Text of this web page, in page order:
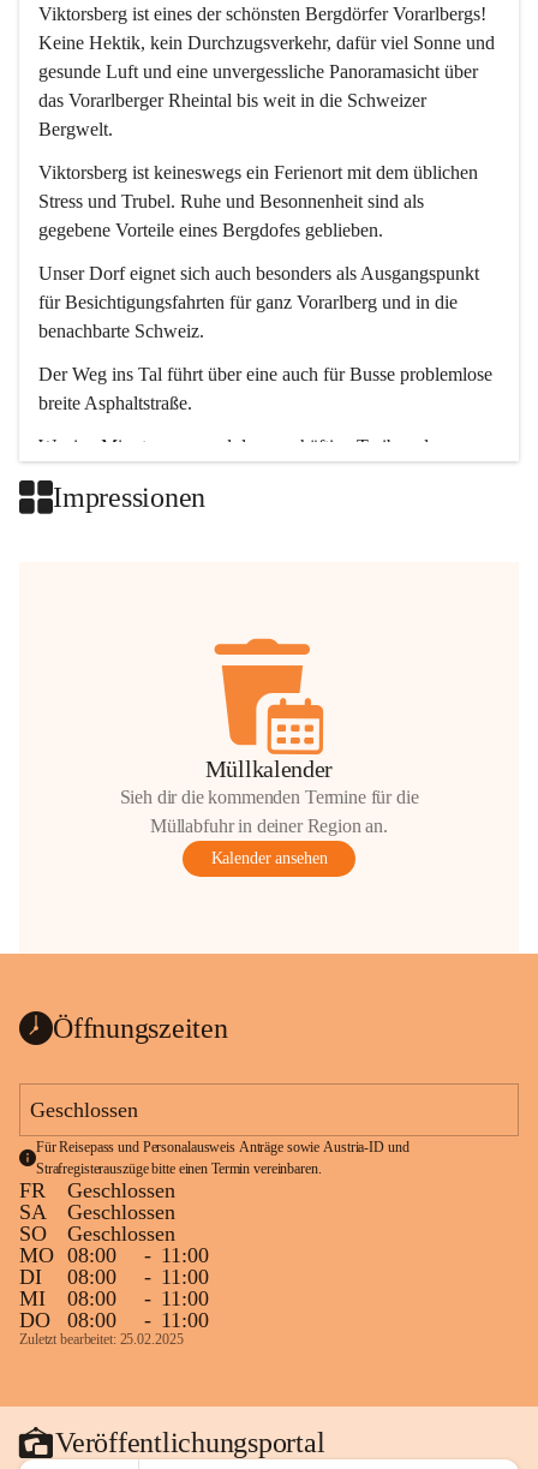
Viktorsberg ist eines der schönsten Bergdörfer Vorarlbergs!
Keine Hektik, kein Durchzugsverkehr, dafür viel Sonne und
gesunde Luft und eine unvergessliche Panoramasicht über
das Vorarlberger Rheintal bis weit in die Schweizer
Bergwelt.
Viktorsberg ist keineswegs ein Ferienort mit dem üblichen
Stress und Trubel. Ruhe und Besonnenheit sind als
gegebene Vorteile eines Bergdofes geblieben.
Unser Dorf eignet sich auch besonders als Ausgangspunkt
für Besichtigungsfahrten für ganz Vorarlberg und in die
benachbarte Schweiz.
Der Weg ins Tal führt über eine auch für Busse problemlose
breite Asphaltstraße.
Wenige Minuten nur, und das geschäftige Treiben der
Impressionen
Müllkalender
Sieh dir die kommenden Termine für die
Müllabfuhr in deiner Region an.
Kalender ansehen
Öffnungszeiten
Geschlossen
Für Reisepass und Personalausweis Anträge sowie Austria-ID und
Strafregisterauszüge bitte einen Termin vereinbaren.
FR
Geschlossen
SA
Geschlossen
SO
Geschlossen
MO 08:00 - 11:00
DI
08:00 - 11:00
MI
08:00 - 11:00
DO
08:00 - 11:00
Zuletzt bearbeitet: 25.02.2025
Veröffentlichungsportal